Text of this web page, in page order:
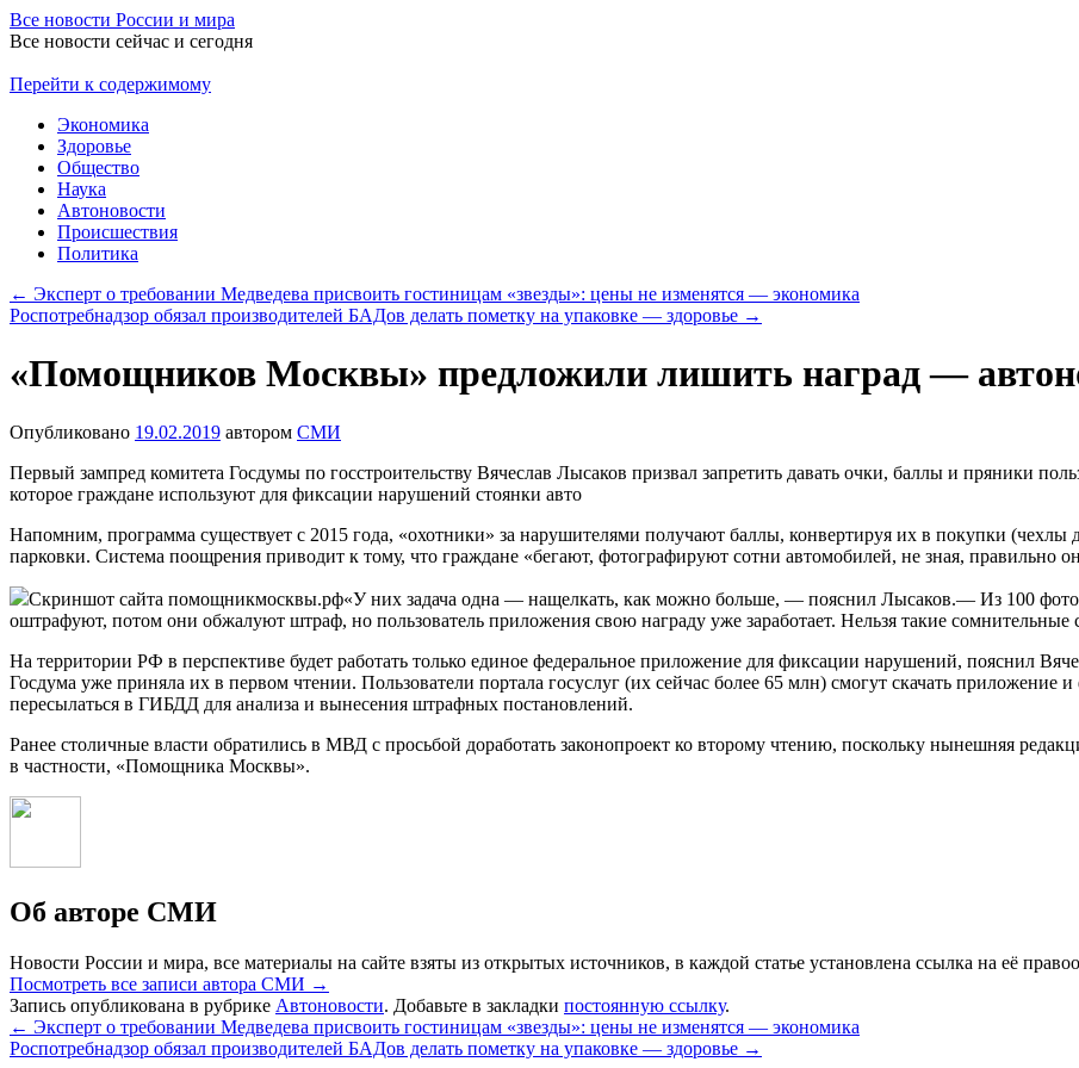
Все новости России и мира
Все новости сейчас и сегодня
Перейти к содержимому
Экономика
Здоровье
Общество
Наука
Автоновости
Происшествия
Политика
← Эксперт о требовании Медведева присвоить гостиницам «звезды»: цены не изменятся — экономика
Роспотребнадзор обязал производителей БАДов делать пометку на упаковке — здоровье →
«Помощников Москвы» предложили лишить наград —
Опубликовано 19.02.2019 автором СМИ
Первый зампред комитета Госдумы по госстроительству Вячеслав Лысаков призвал запретить давать очки, баллы и пряники
которое граждане используют для фиксации нарушений стоянки авто
Напомним, программа существует с 2015 года, «охотники» за нарушителями получают баллы, конвертируя их в покупки
парковки. Система поощрения приводит к тому, что граждане «бегают, фотографируют сотни автомобилей, не зная, правильно
Скриншот сайта помощникмосквы.рф«У них задача одна — нащелкать, как можно больше, — пояснил Лысаков.— Из 100
оштрафуют, потом они обжалуют штраф, но пользователь приложения свою награду уже заработает. Нельзя такие сомнительные
На территории РФ в перспективе будет работать только единое федеральное приложение для фиксации нарушений, пояснил
Госдума уже приняла их в первом чтении. Пользователи портала госуслуг (их сейчас более 65 млн) смогут скачать
пересылаться в ГИБДД для анализа и вынесения штрафных постановлений.
Ранее столичные власти обратились в МВД с просьбой доработать законопроект ко второму чтению, поскольку нынешняя
в частности, «Помощника Москвы».
Об авторе СМИ
Новости России и мира, все материалы на сайте взяты из открытых источников, в каждой статье установлена ссылка на её
Посмотреть все записи автора СМИ →
Запись опубликована в рубрике Автоновости. Добавьте в закладки постоянную ссылку.
← Эксперт о требовании Медведева присвоить гостиницам «звезды»: цены не изменятся — экономика
Роспотребнадзор обязал производителей БАДов делать пометку на упаковке — здоровье →